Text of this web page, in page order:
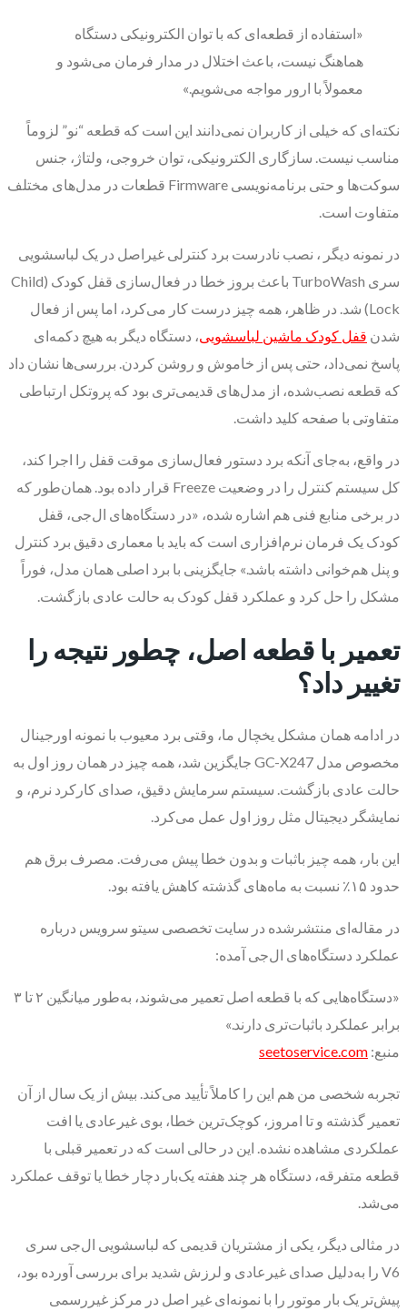
«استفاده از قطعه‌ای که با توان الکترونیکی دستگاه
هماهنگ نیست، باعث اختلال در مدار فرمان می‌شود و
معمولاً با ارور مواجه می‌شویم.»
نکته‌ای که خیلی از کاربران نمی‌دانند این است که قطعه “نو” لزوماً
مناسب نیست. سازگاری الکترونیکی، توان خروجی، ولتاژ، جنس
سوکت‌ها و حتی برنامه‌نویسی Firmware قطعات در مدل‌های مختلف
متفاوت است.
در نمونه دیگر ، نصب نادرست برد کنترلی غیراصل در یک لباسشویی
سری TurboWash باعث بروز خطا در فعال‌سازی قفل کودک (Child
Lock) شد. در ظاهر، همه چیز درست کار می‌کرد، اما پس از فعال
شدن قفل کودک ماشین لباسشویی، دستگاه دیگر به هیچ دکمه‌ای
پاسخ نمی‌داد، حتی پس از خاموش و روشن کردن. بررسی‌ها نشان داد
که قطعه نصب‌شده، از مدل‌های قدیمی‌تری بود که پروتکل ارتباطی
متفاوتی با صفحه کلید داشت.
در واقع، به‌جای آنکه برد دستور فعال‌سازی موقت قفل را اجرا کند،
کل سیستم کنترل را در وضعیت Freeze قرار داده بود. همان‌طور که
در برخی منابع فنی هم اشاره شده، «در دستگاه‌های ال‌جی، قفل
کودک یک فرمان نرم‌افزاری است که باید با معماری دقیق برد کنترل
و پنل هم‌خوانی داشته باشد.» جایگزینی با برد اصلی همان مدل، فوراً
مشکل را حل کرد و عملکرد قفل کودک به حالت عادی بازگشت.
تعمیر با قطعه اصل، چطور نتیجه را
تغییر داد؟
در ادامه همان مشکل یخچال ما، وقتی برد معیوب با نمونه اورجینال
مخصوص مدل GC-X247 جایگزین شد، همه چیز در همان روز اول به
حالت عادی بازگشت. سیستم سرمایش دقیق، صدای کارکرد نرم، و
نمایشگر دیجیتال مثل روز اول عمل می‌کرد.
این بار، همه چیز باثبات و بدون خطا پیش می‌رفت. مصرف برق هم
حدود ۱۵٪ نسبت به ماه‌های گذشته کاهش یافته بود.
در مقاله‌ای منتشرشده در سایت تخصصی سیتو سرویس درباره
عملکرد دستگاه‌های ال‌جی آمده:
«دستگاه‌هایی که با قطعه اصل تعمیر می‌شوند، به‌طور میانگین ۲ تا ۳
برابر عملکرد باثبات‌تری دارند.»
منبع: seetoservice.com
تجربه شخصی من هم این را کاملاً تأیید می‌کند. بیش از یک سال از آن
تعمیر گذشته و تا امروز، کوچک‌ترین خطا، بوی غیرعادی یا افت
عملکردی مشاهده نشده. این در حالی است که در تعمیر قبلی با
قطعه متفرقه، دستگاه هر چند هفته یک‌بار دچار خطا یا توقف عملکرد
می‌شد.
در مثالی دیگر، یکی از مشتریان قدیمی که لباسشویی ال‌جی سری
V6 را به‌دلیل صدای غیرعادی و لرزش شدید برای بررسی آورده بود،
پیش‌تر یک بار موتور را با نمونه‌ای غیر اصل در مرکز غیررسمی